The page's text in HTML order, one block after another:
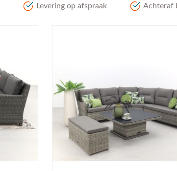
Levering op afspraak Achteraf